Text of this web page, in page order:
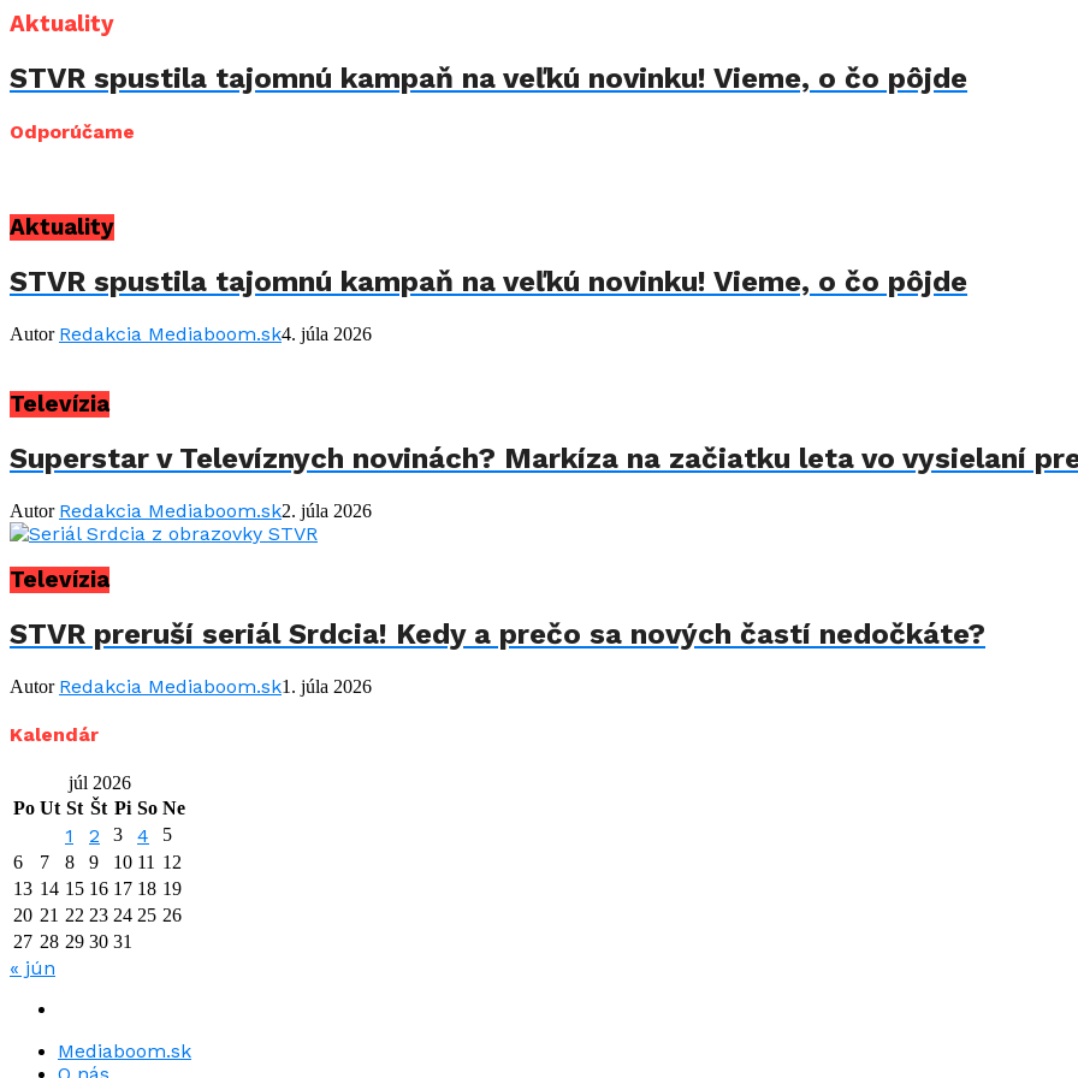
Aktuality
STVR spustila tajomnú kampaň na veľkú novinku! Vieme, o čo pôjde
Odporúčame
Aktuality
STVR spustila tajomnú kampaň na veľkú novinku! Vieme, o čo pôjde
Autor Redakcia Mediaboom.sk4. júla 2026
Televízia
Superstar v Televíznych novinách? Markíza na začiatku leta vo vysielaní
Autor Redakcia Mediaboom.sk2. júla 2026
Televízia
STVR preruší seriál Srdcia! Kedy a prečo sa nových častí nedočkáte?
Autor Redakcia Mediaboom.sk1. júla 2026
Kalendár
júl 2026
Po Ut St Št Pi So Ne
1 2 3 4
5
6
7 8 9 10 11 12
13 14 15 16 17 18 19
20 21 22 23 24 25 26
27 28 29 30 31
« jún
Mediaboom.sk